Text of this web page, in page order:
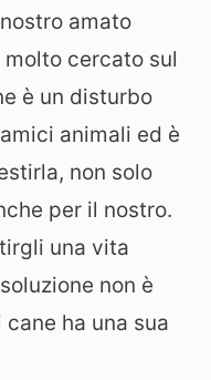
amato
cercato sul
è un disturbo
animali ed è
non solo
per il nostro.
una vita
non è
ha una sua